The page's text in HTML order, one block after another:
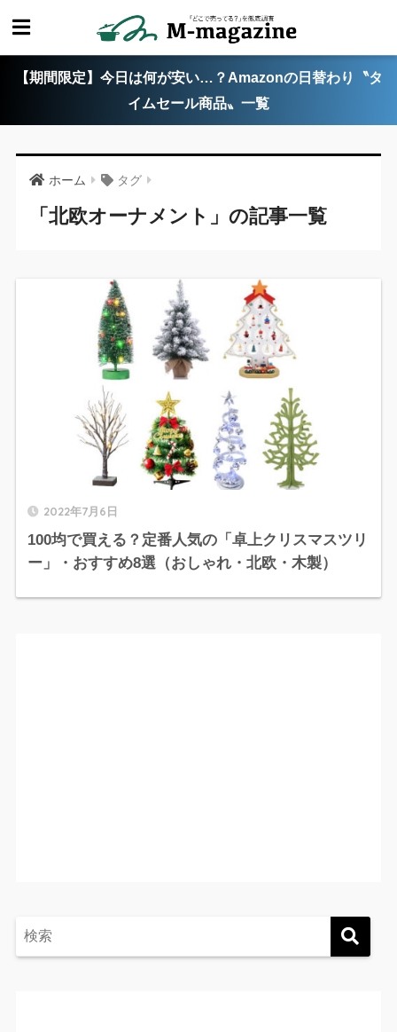
【期間限定】今日は何が安い…？Amazonの日替わり〝タ
イムセール商品〟一覧
ホーム タグ
「北欧オーナメント」の記事一覧
2022年7月6日
100均で買える？定番人気の「卓上クリスマスツリ
ー」・おすすめ8選（おしゃれ・北欧・木製）